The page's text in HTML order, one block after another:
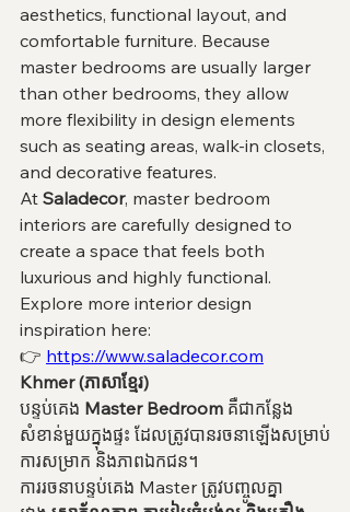
aesthetics, functional layout, and
comfortable furniture. Because
master bedrooms are usually larger
than other bedrooms, they allow
more flexibility in design elements
such as seating areas, walk-in closets,
and decorative features.
At Saladecor, master bedroom
interiors are carefully designed to
create a space that feels both
luxurious and highly functional.
Explore more interior design
inspiration here:
👉 https://www.saladecor.com
Khmer (ភាសាខ្មែរ)
បន្ទប់គេង Master Bedroom គឺជាកន្លែង
សំខាន់មួយក្នុងផ្ទះ ដែលត្រូវបានរចនាឡើងសម្រាប់
ការសម្រាក និងភាពឯកជន។
ការរចនាបន្ទប់គេង Master ត្រូវបញ្ចូលគ្នា